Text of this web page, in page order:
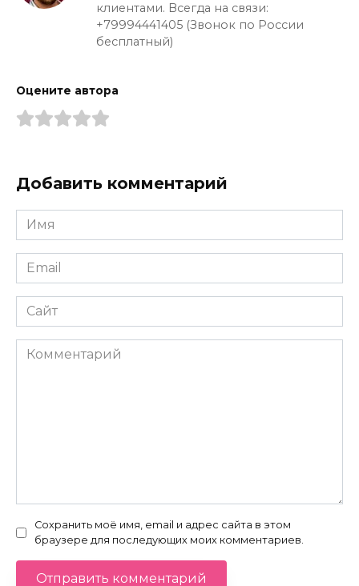
клиентами. Всегда на связи:
+79994441405 (Звонок по России
бесплатный)
Оцените автора
Добавить комментарий
Имя
*
Email
*
Сайт
Комментарий
Сохранить моё имя, email и адрес сайта в этом
браузере для последующих моих комментариев.